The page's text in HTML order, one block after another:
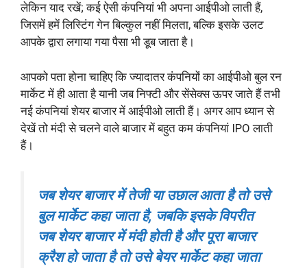
लेकिन याद रखें; कई ऐसी कंपनियां भी अपना आईपीओ लाती हैं,
जिसमें हमें लिस्टिंग गेन बिल्कुल नहीं मिलता, बल्कि इसके उलट
आपके द्वारा लगाया गया पैसा भी डूब जाता है।
आपको पता होना चाहिए कि ज्यादातर कंपनियों का आईपीओ बुल रन
मार्केट में ही आता है यानी जब निफ्टी और सेंसेक्स ऊपर जाते हैं तभी
नई कंपनियां शेयर बाजार में आईपीओ लाती हैं। अगर आप ध्यान से
देखें तो मंदी से चलने वाले बाजार में बहुत कम कंपनियां IPO लाती
हैं।
जब शेयर बाजार में तेजी या उछाल आता है तो उसे
बुल मार्केट कहा जाता है, जबकि इसके विपरीत
जब शेयर बाजार में मंदी होती है और पूरा बाजार
क्रैश हो जाता है तो उसे बेयर मार्केट कहा जाता